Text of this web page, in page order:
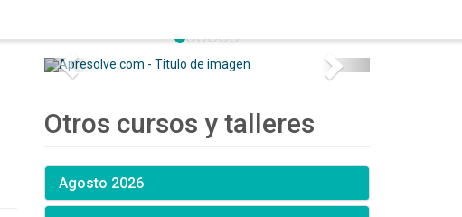
Otros cursos y talleres
Agosto 2026